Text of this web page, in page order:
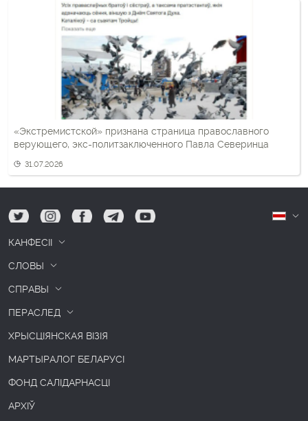
«Экстремистской» признана страница православного
верующего, экс-политзаключенного Павла Северинца
31.07.2026
tw ig fb tg yt
КАНФЕСІІ
СЛОВЫ
СПРАВЫ
ПЕРАСЛЕД
ХРЫСЦІЯНСКАЯ ВІЗІЯ
МАРТЫРАЛОГ БЕЛАРУСІ
ФОНД САЛІДАРНАСЦІ
АРХІЎ